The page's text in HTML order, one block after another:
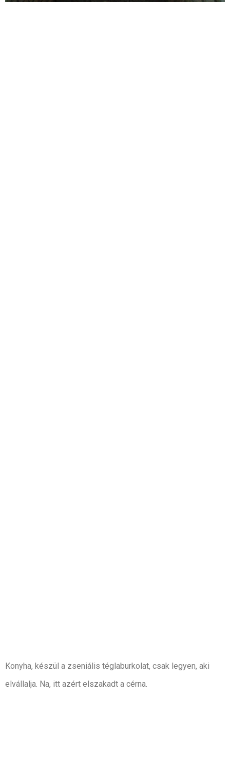
Konyha, készül a zseniális téglaburkolat, csak legyen, aki
elvállalja. Na, itt azért elszakadt a cérna.